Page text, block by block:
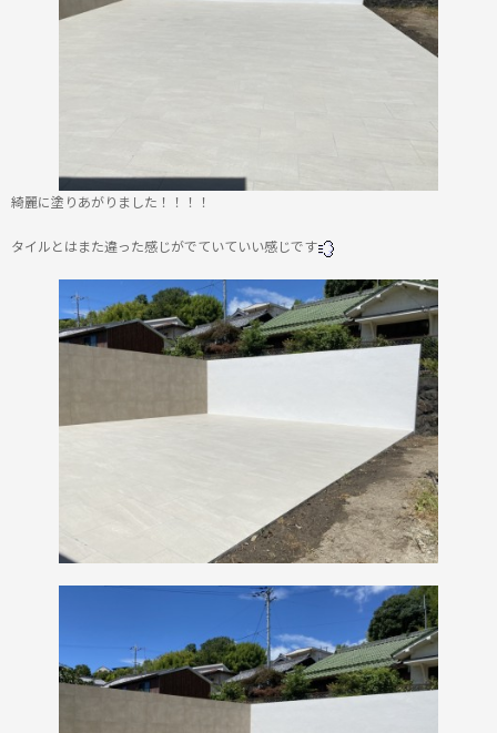
綺麗に塗りあがりました！！！！
タイルとはまた違った感じがでていていい感じです